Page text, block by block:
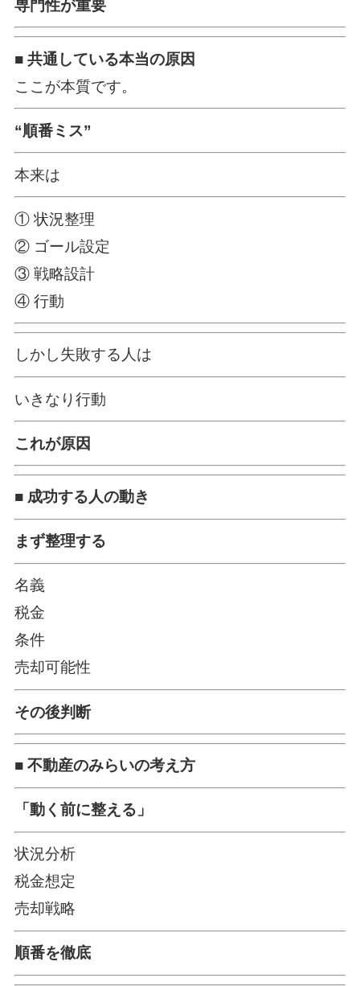
専門性が重要
■ 共通している本当の原因
ここが本質です。
“順番ミス”
本来は
① 状況整理
② ゴール設定
③ 戦略設計
④ 行動
しかし失敗する人は
いきなり行動
これが原因
■ 成功する人の動き
まず整理する
名義
税金
条件
売却可能性
その後判断
■ 不動産のみらいの考え方
「動く前に整える」
状況分析
税金想定
売却戦略
順番を徹底